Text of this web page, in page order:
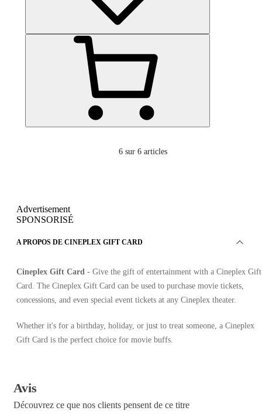
6 sur 6 articles
Advertisement
SPONSORISÉ
A PROPOS DE CINEPLEX GIFT CARD
Cineplex Gift Card - Give the gift of entertainment with a Cineplex Gift
Card. The Cineplex Gift Card can be used to purchase movie tickets,
concessions, and even special event tickets at any Cineplex theater.
Whether it's for a birthday, holiday, or just to treat someone, a Cineplex
Gift Card is the perfect choice for movie buffs.
Avis
Découvrez ce que nos clients pensent de ce titre